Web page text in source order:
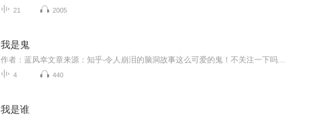
21 2005
我是鬼
作者：蓝风幸文章来源：知乎-令人崩泪的脑洞故事这么可爱的鬼！不关注一下吗...
4 440
我是谁